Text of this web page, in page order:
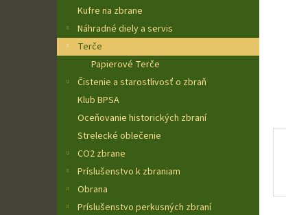
Kufre na zbrane
Náhradné diely a servis
Terče
Papierové Terče
Čistenie a starostlivosť o zbraň
Klub BPSA
Oceňovanie historických zbraní
Strelecké oblečenie
CO2 zbrane
Príslušenstvo k zbraniam
Obrana
Príslušenstvo perkusných zbraní